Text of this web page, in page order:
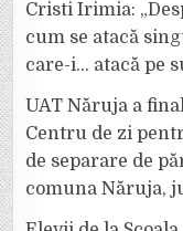
Cristi Irimia:
cum se atacă
care-i… atacă pe
UAT Năruja a
Centru de zi
de separare de
comuna Năruja,